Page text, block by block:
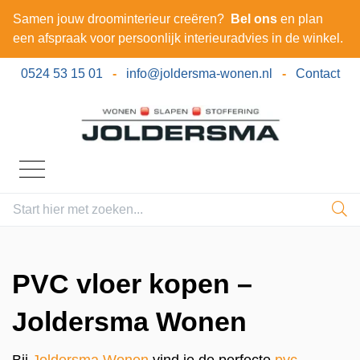
Samen jouw droominterieur creëren? Bel ons en plan
een afspraak voor persoonlijk interieuradvies in de winkel.
0524 53 15 01 - info@joldersma-wonen.nl - Contact
PVC vloer kopen –
Joldersma Wonen